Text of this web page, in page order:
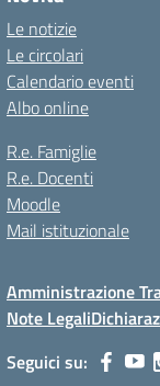
Le notizie
Le circolari
Calendario eventi
Albo online
R.e. Famiglie
R.e. Docenti
Moodle
Mail istituzionale
Amministrazione
Note Legali
Seguici su: